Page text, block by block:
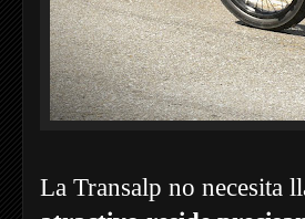
La Transalp no necesita